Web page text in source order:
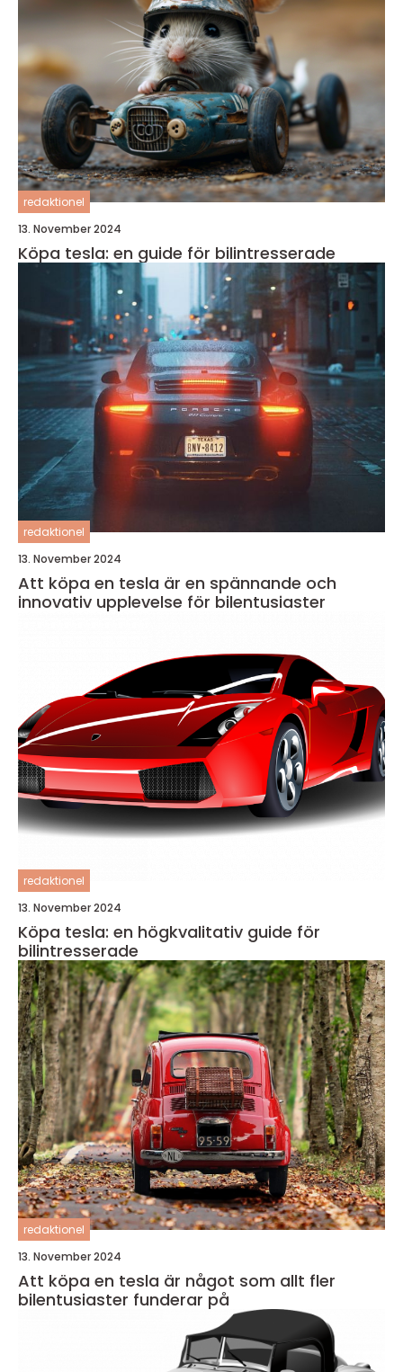
redaktionel
13. November 2024
Köpa tesla: en guide för bilintresserade
redaktionel
13. November 2024
Att köpa en tesla är en spännande och
innovativ upplevelse för bilentusiaster
redaktionel
13. November 2024
Köpa tesla: en högkvalitativ guide för
bilintresserade
redaktionel
13. November 2024
Att köpa en tesla är något som allt fler
bilentusiaster funderar på